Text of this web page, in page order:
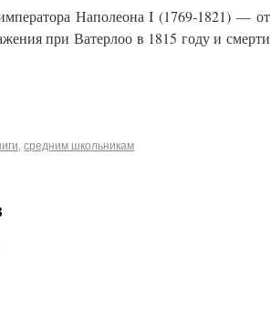
Наполеона I (1769-1821) — от
при Ватерлоо в 1815 году и смерти
, средним школьникам